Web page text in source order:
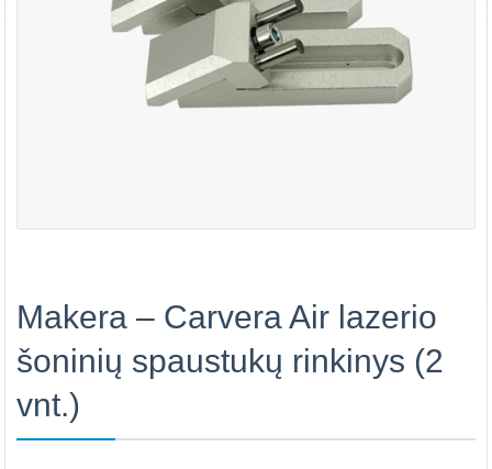
Makera – Carvera Air lazerio
šoninių spaustukų rinkinys (2
vnt.)